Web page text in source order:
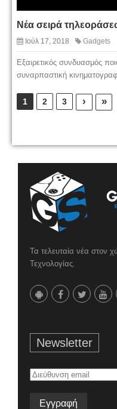
Νέα σειρά
Ιούλ 17, 2018 Gadgets
Εξαιρετικός συνδυασμός
συναρπαστική
1 2 3 › »
Τα τελευταία νέα στον
Τεχνολογίας.
Newsletter
Διεύθυνση